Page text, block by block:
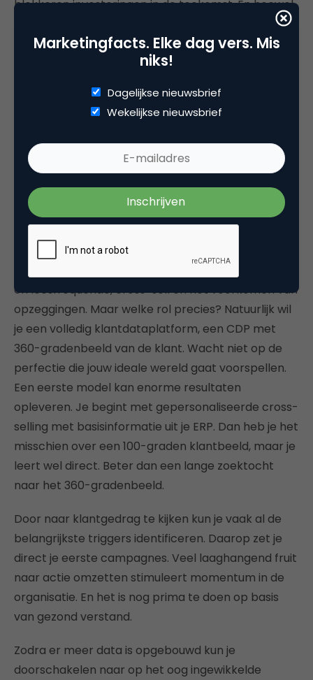
blokkeren investeringen in de toekomst. En hoewel
inschatting moet maken, wil je niet onderschatten
wat de meerwaarde van (inzicht in)
bereken en ga uit van je Customer Lifetime Value
Investeren in de heilige graal, A.I. of
gezond verstand?
Voor veel bedrijven is personalisatie op schaal nog
steeds een mysterie. Personalisatie speelt een
cruciale rol in de volledige levenscyclus van de
en leesfrequentie, cross-sell en het voorkomen van
opzeggingen. Maar welke rol precies? Natuurlijk wil
je een volledig klantdataplatform, een CDP met
360-gradenbeeld van de klant. Wacht niet op de
perfectie die jouw ideale wereld gaat voorspellen.
Een eerste model kan enorme resultaten
opleveren. Je begint met gepersonaliseerde cross-
selling met basisinformatie uit je ERP. Dan heb je het
misschien over een 100-graden klantbeeld, maar je
leert wel direct. Beter dan een lange zoektocht
naar het 360-gradenbeeld.
Door naar klantgedrag te kijken kun je vaak al de
belangrijkste triggers identificeren. Daarop zet je
direct je eerste campagnes. Veel laaghangend fruit
naar actie omzetten stimuleert momentum in de
organisatie. En het is nog prima te doen op basis
van gezond verstand.
Zodra er meer data is opgebouwd kun je
doorschakelen naar op het oog ingewikkelde
Marketingfacts. Elke dag vers. Mis
niks!
Dagelijkse nieuwsbrief
Wekelijkse nieuwsbrief